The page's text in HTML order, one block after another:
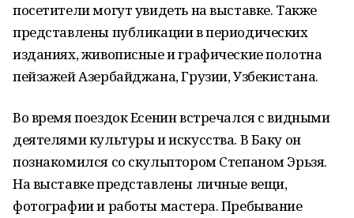
посетители могут увидеть на выставке. Также
представлены публикации в периодических
изданиях, живописные и графические полотна
пейзажей Азербайджана, Грузии, Узбекистана.
Во время поездок Есенин встречался с видными
деятелями культуры и искусства. В Баку он
познакомился со скульптором Степаном Эрьзя.
На выставке представлены личные вещи,
фотографии и работы мастера. Пребывание